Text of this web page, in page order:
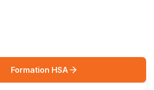
Formation HSA